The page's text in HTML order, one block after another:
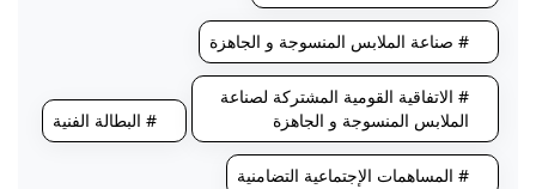
# صناعة الملابس المنسوجة و الجاهزة
# الاتفاقية القومية المشتركة لصناعة
الملابس المنسوجة و الجاهزة
# البطالة الفنية
# المساهمات الإجتماعية التضامنية